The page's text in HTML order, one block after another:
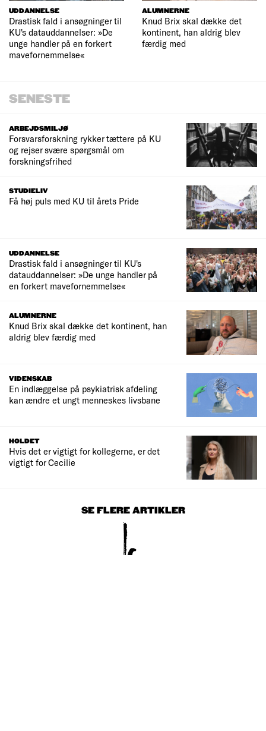
UDDANNELSE
Drastisk fald i ansøgninger til
KU's datauddannelser: »De
unge handler på en forkert
mavefornemmelse«
ALUMNERNE
Knud Brix skal dække det
kontinent, han aldrig blev
færdig med
SENESTE
ARBEJDSMILJØ
Forsvarsforskning rykker tættere på KU
og rejser svære spørgsmål om
forskningsfrihed
STUDIELIV
Få høj puls med KU til årets Pride
UDDANNELSE
Drastisk fald i ansøgninger til KU's
datauddannelser: »De unge handler på
en forkert mavefornemmelse«
ALUMNERNE
Knud Brix skal dække det kontinent, han
aldrig blev færdig med
VIDENSKAB
En indlæggelse på psykiatrisk afdeling
kan ændre et ungt menneskes livsbane
HOLDET
Hvis det er vigtigt for kollegerne, er det
vigtigt for Cecilie
SE FLERE ARTIKLER